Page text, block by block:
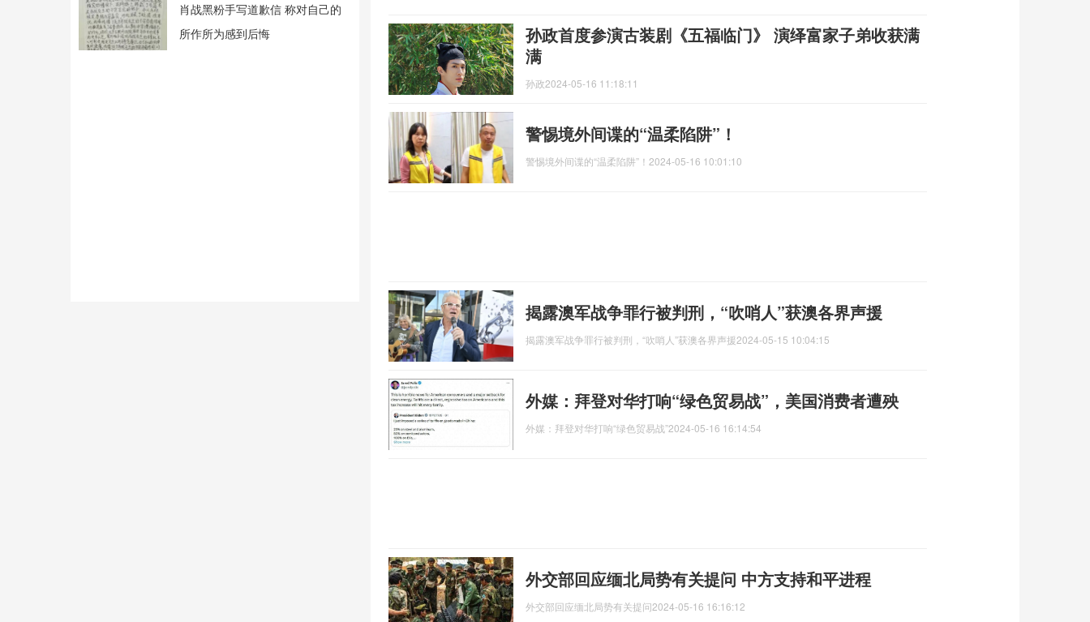
肖战黑粉手写道歉信 称对自己的
所作所为感到后悔
孙政首度参演古装剧《五福临门》 演绎富家子弟收获满
满
孙政2024-05-16 11:18:11
警惕境外间谍的“温柔陷阱”！
警惕境外间谍的“温柔陷阱”！ 2024-05-16 10:01:10
揭露澳军战争罪行被判刑，“吹哨人”获澳各界声援
揭露澳军战争罪行被判刑，“吹哨人”获澳各界声援2024-05-15 10:04:15
外媒：拜登对华打响“绿色贸易战”，美国消费者遭殃
外媒：拜登对华打响“绿色贸易战”2024-05-16 16:14:54
外交部回应缅北局势有关提问 中方支持和平进程
外交部回应缅北局势有关提问2024-05-16 16:16:12